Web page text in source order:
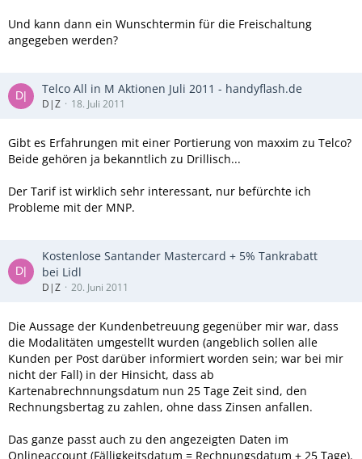
Und kann dann ein Wunschtermin für die Freischaltung
angegeben werden?
Telco All in M Aktionen Juli 2011 - handyflash.de
D|Z 18. Juli 2011
Gibt es Erfahrungen mit einer Portierung von maxxim zu Telco?
Beide gehören ja bekanntlich zu Drillisch...
Der Tarif ist wirklich sehr interessant, nur befürchte ich
Probleme mit der MNP.
Kostenlose Santander Mastercard + 5% Tankrabatt
bei Lidl
D|Z 20. Juni 2011
Die Aussage der Kundenbetreuung gegenüber mir war, dass
die Modalitäten umgestellt wurden (angeblich sollen alle
Kunden per Post darüber informiert worden sein; war bei mir
nicht der Fall) in der Hinsicht, dass ab
Kartenabrechnnungsdatum nun 25 Tage Zeit sind, den
Rechnungsbertag zu zahlen, ohne dass Zinsen anfallen.
Das ganze passt auch zu den angezeigten Daten im
Onlineaccount (Fälligkeitsdatum = Rechnungsdatum + 25 Tage).